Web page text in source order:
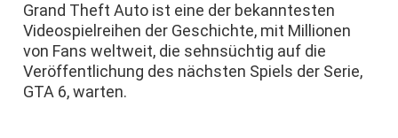
Grand Theft Auto ist eine der bekanntesten
Videospielreihen der Geschichte, mit Millionen
von Fans weltweit, die sehnsüchtig auf die
Veröffentlichung des nächsten Spiels der Serie,
GTA 6, warten.